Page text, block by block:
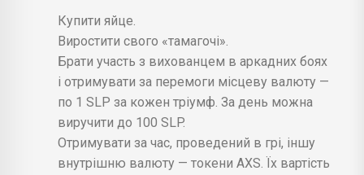
Купити яйце.
Виростити свого «тамагочі».
Брати участь з вихованцем в аркадних боях
і отримувати за перемоги місцеву валюту —
по 1 SLP за кожен тріумф. За день можна
виручити до 100 SLP.
Отримувати за час, проведений в грі, іншу
внутрішню валюту — токени AXS. Їх вартість